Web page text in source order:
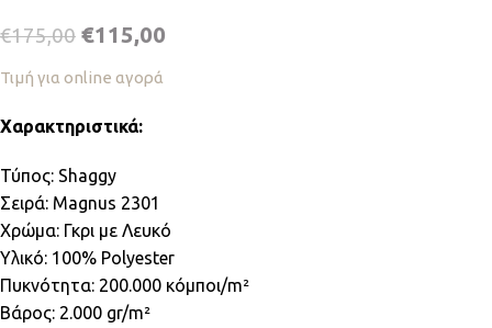
€175,00 €115,00
Τιμή για online αγορά
Χαρακτηριστικά:
Τύπος: Shaggy
Σειρά: Magnus 2301
Χρώμα: Γκρι με Λευκό
Υλικό: 100% Polyester
Πυκνότητα: 200.000 κόμποι/m²
Βάρος: 2.000 gr/m²